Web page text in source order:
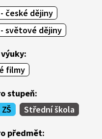
české dějiny
světové dějiny
filmy
stupeň:
Střední škola
předmět: